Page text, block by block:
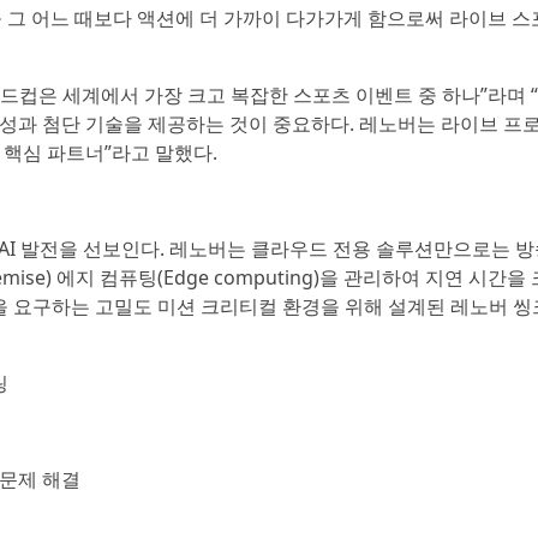
어느 때보다 액션에 더 가까이 다가가게 함으로써 라이브 스
컵은 세계에서 가장 크고 복잡한 스포츠 이벤트 중 하나”라며
과 첨단 기술을 제공하는 것이 중요하다. 레노버는 라이브 프
심 파트너”라고 말했다.
발전을 선보인다. 레노버는 클라우드 전용 솔루션만으로는
에지 컴퓨팅(Edge computing)을 관리하여 지연 시간을
구하는 고밀도 미션 크리티컬 환경을 위해 설계된 레노버
제 해결